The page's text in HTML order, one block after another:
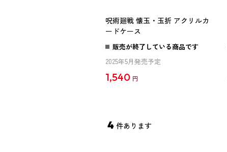
呪術廻戦 懐玉・玉折 アクリルカ
ードケース
販売が終了している商品です
2025年5月発売予定
1,540 円
4 件あります